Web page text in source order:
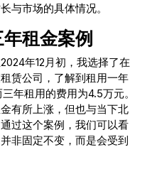
与市场的具体情况。
租金案例
年12月初，我选择了在
赁公司，了解到租用一年
年租用的费用为4.5万元。
有所上涨，但也与当下北
过这个案例，我们可以看
非固定不变，而是会受到